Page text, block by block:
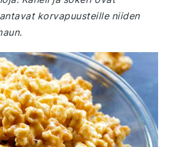
korvapuusteille niiden